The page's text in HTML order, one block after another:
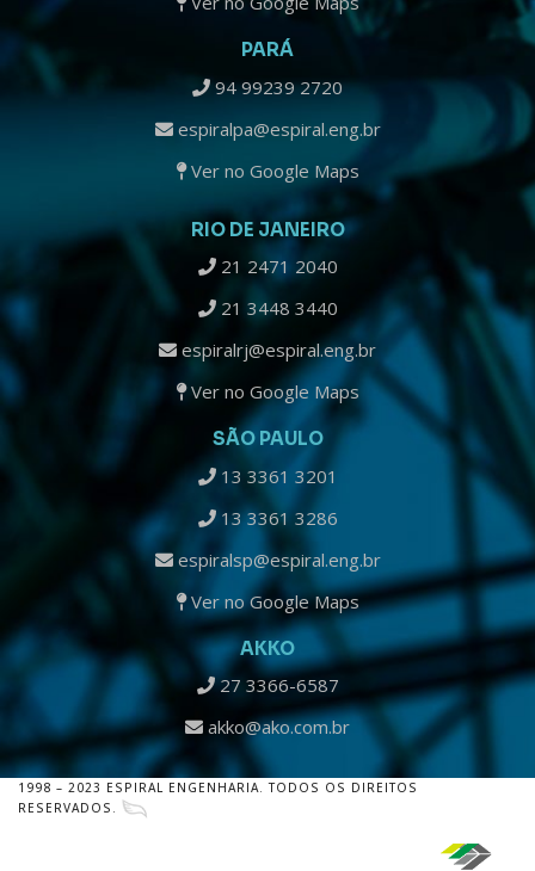
PARÁ
94 99239 2720
espiralpa@espiral.eng.br
Ver no Google Maps
RIO DE JANEIRO
21 2471 2040
21 3448 3440
espiralrj@espiral.eng.br
Ver no Google Maps
SÃO PAULO
13 3361 3201
13 3361 3286
espiralsp@espiral.eng.br
Ver no Google Maps
AKKO
27 3366-6587
akko@ako.com.br
1998 – 2023 ESPIRAL ENGENHARIA. TODOS OS DIREITOS
RESERVADOS.